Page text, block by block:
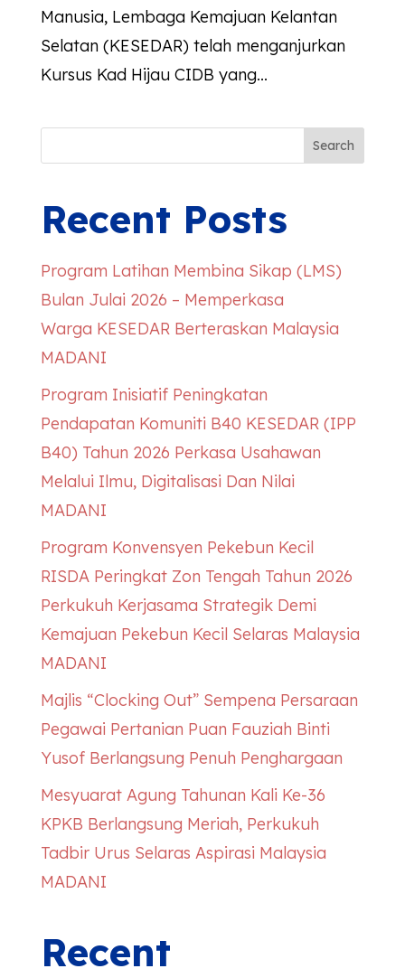
Manusia, Lembaga Kemajuan Kelantan
Selatan (KESEDAR) telah menganjurkan
Kursus Kad Hijau CIDB yang...
Search
Recent Posts
Program Latihan Membina Sikap (LMS)
Bulan Julai 2026 – Memperkasa
Warga KESEDARBerteraskan Malaysia
MADANI
Program Inisiatif Peningkatan
Pendapatan Komuniti B40 KESEDAR(IPP
B40) Tahun 2026 Perkasa Usahawan
Melalui Ilmu, Digitalisasi Dan Nilai
MADANI
Program Konvensyen Pekebun Kecil
RISDA Peringkat Zon Tengah Tahun 2026
Perkukuh Kerjasama Strategik Demi
Kemajuan Pekebun Kecil Selaras Malaysia
MADANI
Majlis “Clocking Out” Sempena Persaraan
Pegawai Pertanian Puan Fauziah Binti
Yusof Berlangsung Penuh Penghargaan
Mesyuarat Agung Tahunan Kali Ke-36
KPKB Berlangsung Meriah, Perkukuh
Tadbir Urus Selaras Aspirasi Malaysia
MADANI
Recent